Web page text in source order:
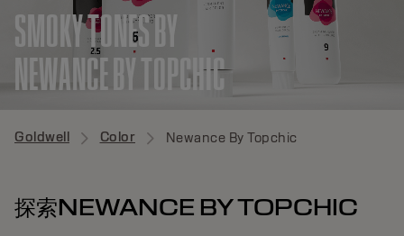
SMOKY TONES BY
NEWANCE BY TOPCHIC
Goldwell Color Newance By Topchic
探索NEWANCE BY TOPCHIC